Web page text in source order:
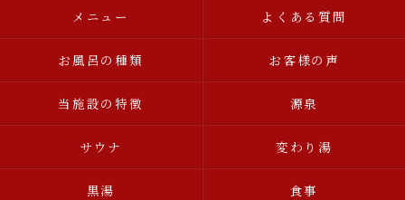
メニュー よくある質問
お風呂の種類 お客様の声
当施設の特徴 源泉
サウナ 変わり湯
黒湯 食事